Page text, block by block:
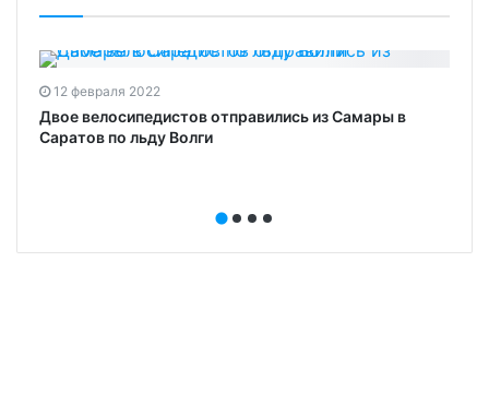
12 февраля 2022
Двое велосипедистов отправились из Самары в
Саратов по льду Волги‍